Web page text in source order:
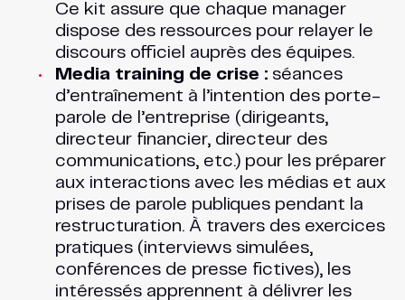
Ce kit assure que chaque manager
dispose des ressources pour relayer le
discours officiel auprès des équipes.
Media training de crise :séances
d’entraînement à l’intention des porte-
parole de l’entreprise (dirigeants,
directeur financier, directeur des
communications, etc.) pour les préparer
aux interactions avec les médias et aux
prises de parole publiques pendant la
restructuration. À travers des exercices
pratiques (interviews simulées,
conférences de presse fictives), les
intéressés apprennent à délivrer les